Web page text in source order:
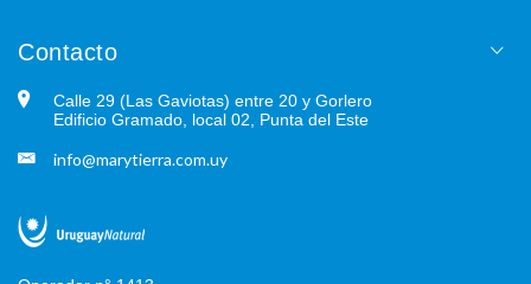
Contacto
Calle 29 (Las Gaviotas) entre 20 y Gorlero
Edificio Gramado, local 02, Punta del Este
info@marytierra.com.uy